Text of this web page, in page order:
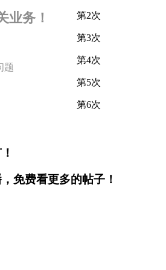
业务！
题
第2次
第3次
第4次
第5次
第6次
免费看更多的帖子！